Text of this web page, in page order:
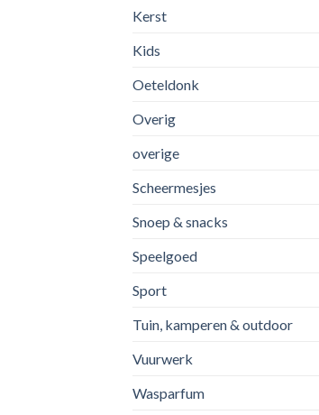
Kerst
Kids
Oeteldonk
Overig
overige
Scheermesjes
Snoep & snacks
Speelgoed
Sport
Tuin, kamperen & outdoor
Vuurwerk
Wasparfum